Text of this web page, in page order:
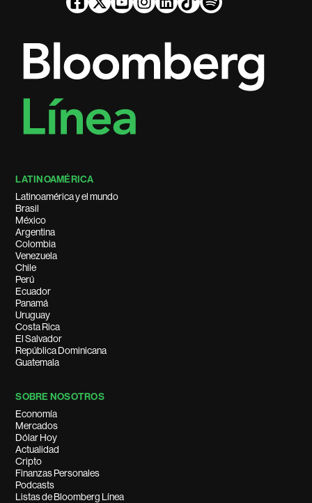
LATINOAMÉRICA
Latinoamérica y el mundo
Brasil
México
Argentina
Colombia
Venezuela
Chile
Perú
Ecuador
Panamá
Uruguay
Costa Rica
El Salvador
República Dominicana
Guatemala
SOBRE NOSOTROS
Economía
Mercados
Dólar Hoy
Actualidad
Cripto
Finanzas Personales
Podcasts
Listas de Bloomberg Línea